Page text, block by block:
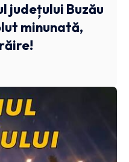
județului Buzău
minunată,